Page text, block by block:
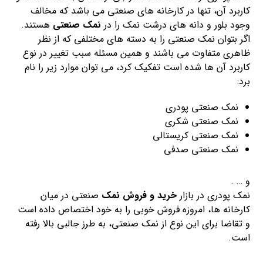
کاربرد آن، تنها در کارخانه های صنعتی می باشد که مخالف
وجود بلور و دانه های درشت نمک را در نمک صنعتی هستند.
اگر بتوان نمک صنعتی را به دسته های مختلفی که از نظر
ظاهری متفاوت می باشند و همین مسئله سبب تغییر در نوع
کاربرد آن ها شده است تفکیک کرد، می توان موارد زیر را نام
برد:
نمک صنعتی پودری
نمک صنعتی شکری
نمک صنعتی کریستالی
نمک صنعتی صدفی
و … .
نمک پودری در بازارخرید و فروش نمک صنعتی در میان
کارخانه ها، امروزه فروش خوبی را به خود اختصاص داده است
و تقاضا برای این نوع از نمک صنعتی، به طرز جالبی بالا رفته
است.